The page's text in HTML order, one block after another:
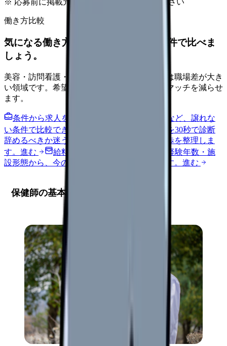
※ 応募前に掲載元の最新情報を確認してください
働き方比較
気になる働き方を、求人を見る前に条件で比べま
しょう。
美容・訪問看護・クリニック・夜勤なしなどは職場差が大き
い領域です。希望条件を先に整理するとミスマッチを減らせ
ます。
条件から求人を見る
夜勤回数・残業・通勤など、譲れな
い条件で比較できます。
職場の悩みを30秒で診断
辞めるべきか迷う前に、悩みの種類と次の一歩を整理しま
す。 進む 給料コンパスで比較する
地域・経験年数・施
設形態から、今の給料の現在地を確認できます。 進む
保健師の基本的な役割と使命